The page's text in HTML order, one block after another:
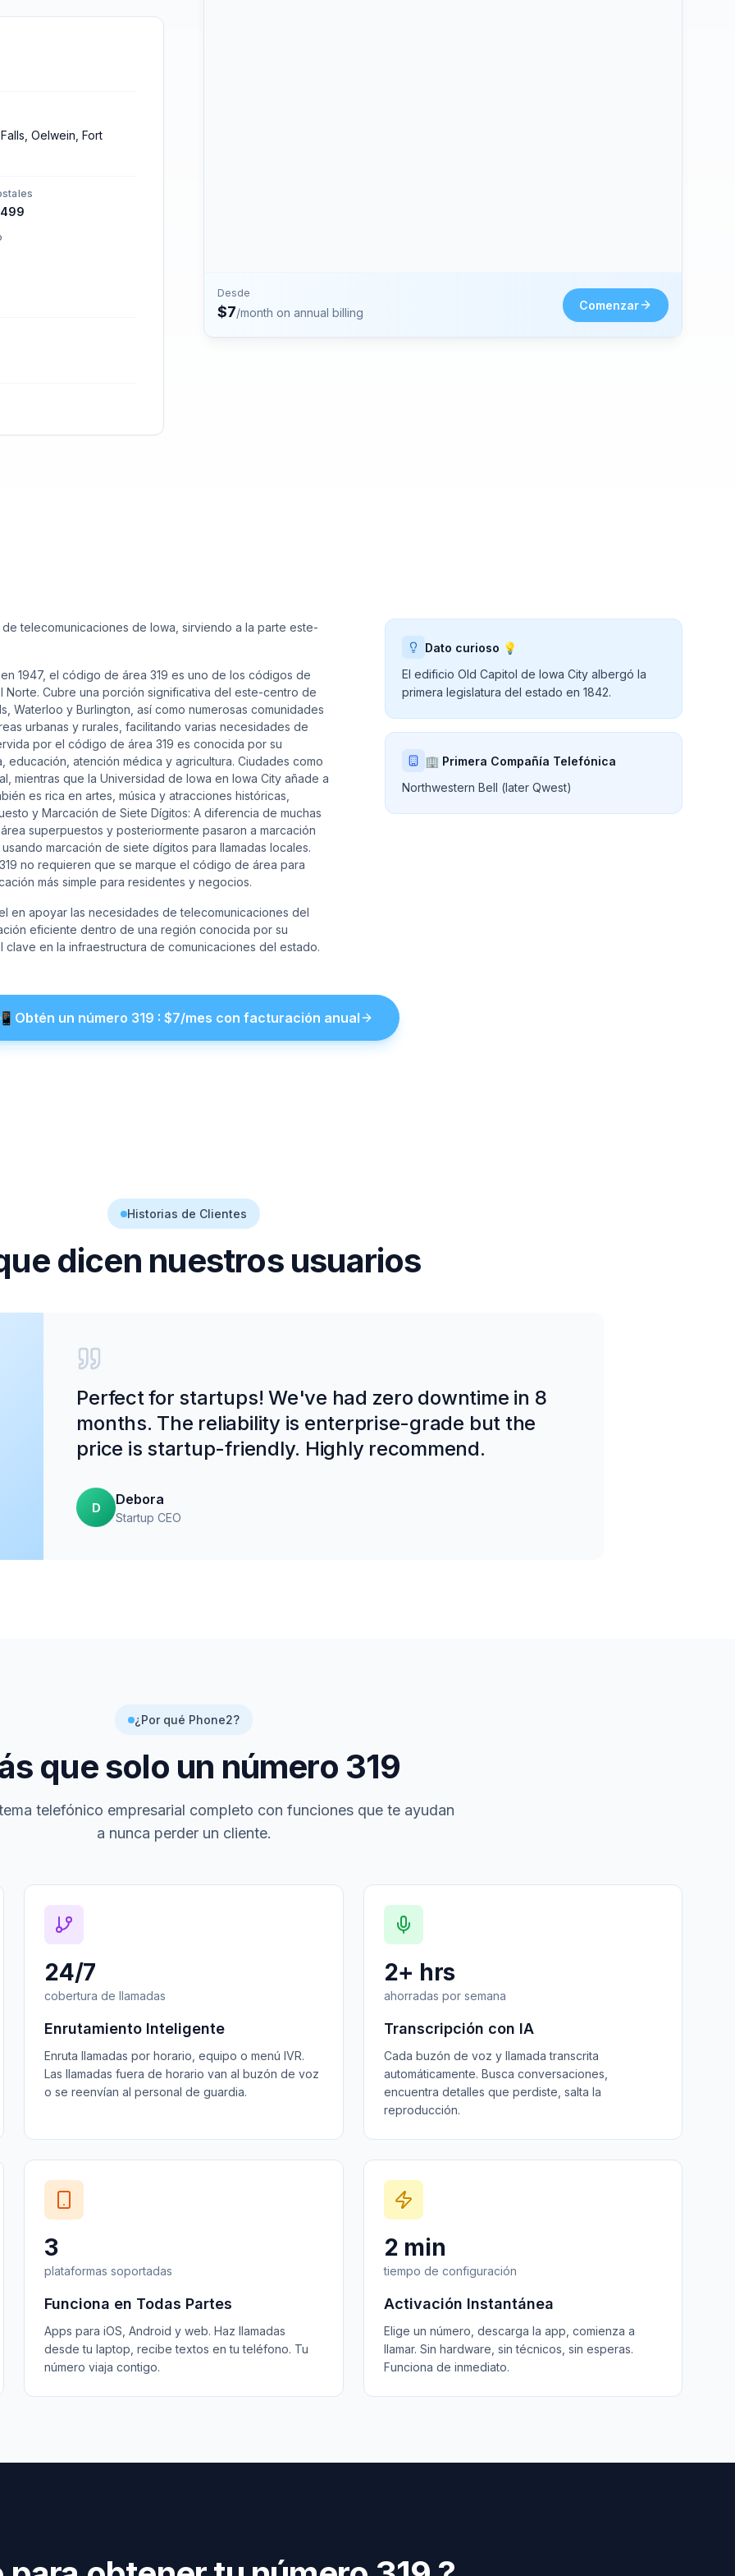
Oelwein, Fort
Desde
$7/month on annual billing
Comenzar
telecomunicaciones de Iowa, sirviendo a la parte este-
1947, el código de área 319 es uno de los códigos de
Cubre una porción significativa del este-centro de
Waterloo y Burlington, así como numerosas comunidades
urbanas y rurales, facilitando varias necesidades de
por el código de área 319 es conocida por su
atención médica y agricultura. Ciudades como
mientras que la Universidad de Iowa en Iowa City añade a
es rica en artes, música y atracciones históricas,
y Marcación de Siete Dígitos: A diferencia de muchas
superpuestos y posteriormente pasaron a marcación
marcación de siete dígitos para llamadas locales.
no requieren que se marque el código de área para
más simple para residentes y negocios.
en apoyar las necesidades de telecomunicaciones del
eficiente dentro de una región conocida por su
en la infraestructura de comunicaciones del estado.
Dato curioso 💡
El edificio Old Capitol de Iowa City albergó la
primera legislatura del estado en 1842.
🏢 Primera Compañía Telefónica
Northwestern Bell (later Qwest)
Obtén un número 319 : $7/mes con facturación anual
Historias de Clientes
dicen nuestros usuarios
Perfect for startups! We've had zero downtime in 8
months. The reliability is enterprise-grade but the
price is startup-friendly. Highly recommend.
D
Debora
Startup CEO
¿Por qué Phone2?
que solo un número 319
telefónico empresarial completo con funciones que te ayudan
a nunca perder un cliente.
24/7
cobertura de llamadas
Enrutamiento Inteligente
Enruta llamadas por horario, equipo o menú IVR.
Las llamadas fuera de horario van al buzón de voz
o se reenvían al personal de guardia.
2+ hrs
ahorradas por semana
Transcripción con IA
Cada buzón de voz y llamada transcrita
automáticamente. Busca conversaciones,
encuentra detalles que perdiste, salta la
reproducción.
3
plataformas soportadas
Funciona en Todas Partes
Apps para iOS, Android y web. Haz llamadas
desde tu laptop, recibe textos en tu teléfono. Tu
número viaja contigo.
2 min
tiempo de configuración
Activación Instantánea
Elige un número, descarga la app, comienza a
llamar. Sin hardware, sin técnicos, sin esperas.
Funciona de inmediato.